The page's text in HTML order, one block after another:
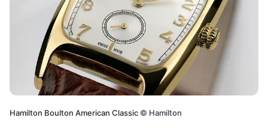
Hamilton Boulton American Classic © Hamilton